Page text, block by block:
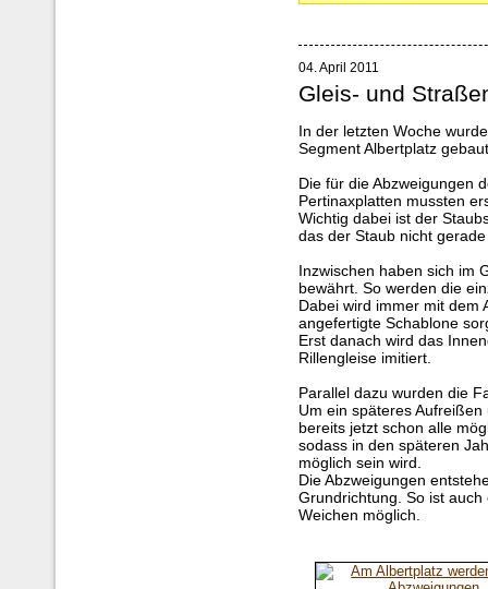
04. April 2011
Gleis- und
In der letzten Woche
Segment Albertplatz
Die für die Abzweigungen
Pertinaxplatten mussten
Wichtig dabei ist der
das der Staub nicht
Inzwischen haben sich im
bewährt. So werden die
Dabei wird immer mit dem
angefertigte Schablone
Erst danach wird das
Rillengleise imitiert.
Parallel dazu wurden die
Um ein späteres
bereits jetzt schon alle
sodass in den späteren
möglich sein wird.
Die Abzweigungen
Grundrichtung. So ist
Weichen möglich.